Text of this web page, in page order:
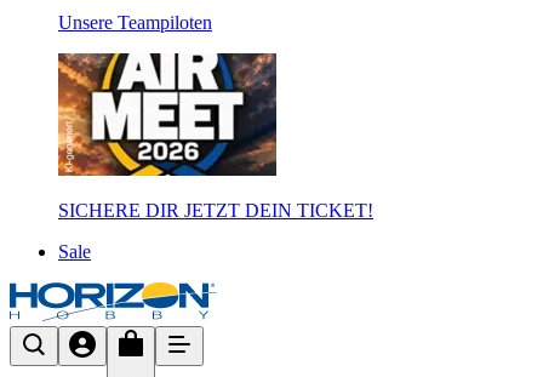
Unsere Teampiloten
SICHERE DIR JETZT DEIN TICKET!
Sale